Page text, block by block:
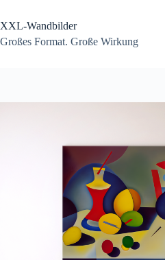
springen
XXL-Wandbilder
Großes Format. Große Wirkung